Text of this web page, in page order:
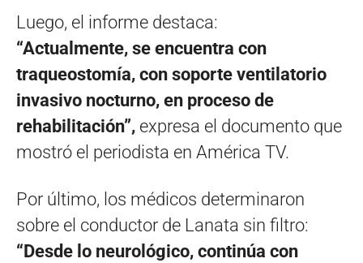
Luego, el informe destaca:
“Actualmente, se encuentra con
traqueostomía, con soporte ventilatorio
invasivo nocturno, en proceso de
rehabilitación”, expresa el documento que
mostró el periodista en América TV.
Por último, los médicos determinaron
sobre el conductor de Lanata sin filtro:
“Desde lo neurológico, continúa con